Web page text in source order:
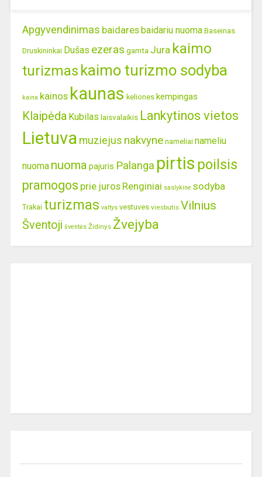
Apgyvendinimas baidaresbaidariu nuoma Baseinas
Druskininkai Dušas ezeras gamta Jura kaimo
turizmas kaimo turizmo sodyba
kaina kainos kaunas keliones kempingas
Klaipėda Kubilas laisvalaikis Lankytinos vietos
Lietuva muziejus nakvyne nameliai nameliu
nuoma nuoma pajuris Palanga pirtis poilsis
pramogos prie juros Renginiai saslykine sodyba
Trakai turizmas valtys vestuves viesbutis Vilnius
Šventoji šventės Židinys Žvejyba